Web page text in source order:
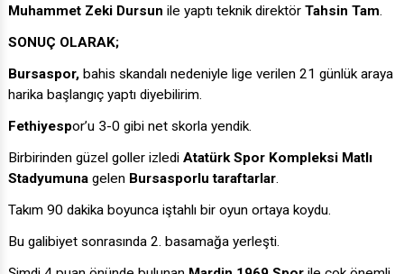
Muhammet Zeki Dursun ile yaptı teknik direktör Tahsin Tam.
SONUÇ OLARAK;
Bursaspor, bahis skandalı nedeniyle lige verilen 21 günlük araya
harika başlangıç yaptı diyebilirim.
Fethiyespor’u 3-0 gibi net skorla yendik.
Birbirinden güzel goller izledi Atatürk Spor Kompleksi Matlı
Stadyumuna gelen Bursasporlu taraftarlar.
Takım 90 dakika boyunca iştahlı bir oyun ortaya koydu.
Bu galibiyet sonrasında 2. basamağa yerleşti.